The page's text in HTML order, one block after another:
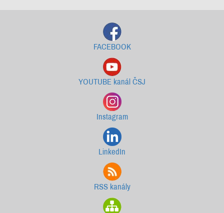
FACEBOOK
YOUTUBE kanál ČSJ
Instagram
LinkedIn
RSS kanály